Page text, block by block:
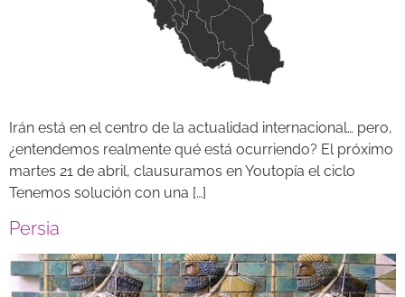
Irán está en el centro de la actualidad internacional… pero,
¿entendemos realmente qué está ocurriendo? El próximo
martes 21 de abril, clausuramos en Youtopía el ciclo
Tenemos solución con una […]
Persia